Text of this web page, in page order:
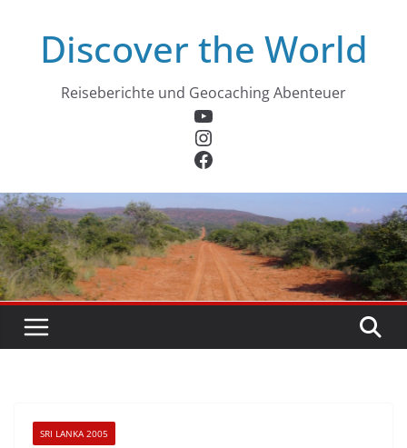
springenDiscover the World
Reiseberichte und Geocaching Abenteuer
YouTube
Instagram
Facebook
SRI LANKA 2005